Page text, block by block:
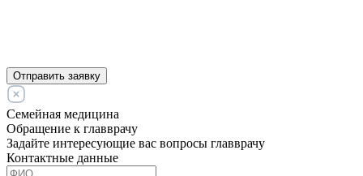
Отправить заявку
Семейная медицина
Обращение к главврачу
Задайте интересующие вас вопросы главврачу
Контактные данные